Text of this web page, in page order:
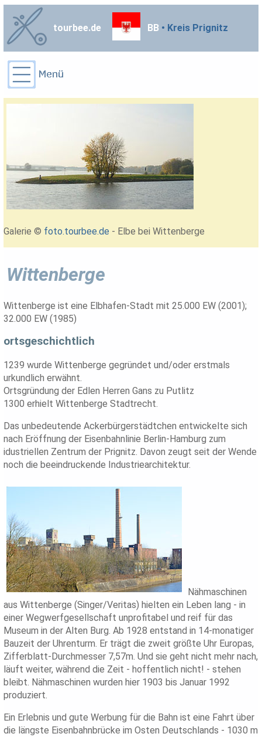
tourbee.de BB • Kreis Prignitz
Galerie © foto.tourbee.de - Elbe bei Wittenberge
Wittenberge
Wittenberge ist eine Elbhafen-Stadt mit 25.000 EW (2001);
32.000 EW (1985)
ortsgeschichtlich
1239 wurde Wittenberge gegründet und/oder erstmals
urkundlich erwähnt.
Ortsgründung der Edlen Herren Gans zu Putlitz
1300 erhielt Wittenberge Stadtrecht.
Das unbedeutende Ackerbürgerstädtchen entwickelte sich
nach Eröffnung der Eisenbahnlinie Berlin-Hamburg zum
idustriellen Zentrum der Prignitz. Davon zeugt seit der Wende
noch die beeindruckende Industriearchitektur.
Nähmaschinen
aus Wittenberge (Singer/Veritas) hielten ein Leben lang - in
einer Wegwerfgesellschaft unprofitabel und reif für das
Museum in der Alten Burg. Ab 1928 entstand in 14-monatiger
Bauzeit der Uhrenturm. Er trägt die zweit größte Uhr Europas,
Zifferblatt-Durchmesser 7,57m. Und sie geht nicht mehr nach,
läuft weiter, während die Zeit - hoffentlich nicht! - stehen
bleibt. Nähmaschinen wurden hier 1903 bis Januar 1992
produziert.
Ein Erlebnis und gute Werbung für die Bahn ist eine Fahrt über
die längste Eisenbahnbrücke im Osten Deutschlands - 1030 m